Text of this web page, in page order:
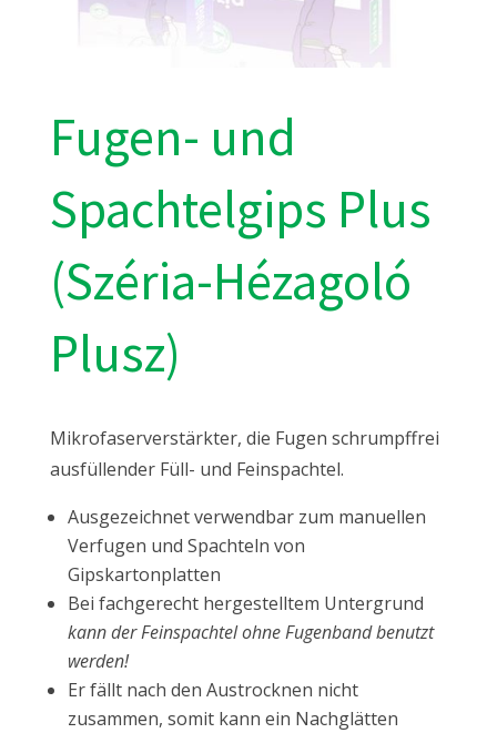
Fugen- und
Spachtelgips Plus
(Széria-Hézagoló
Plusz)
Mikrofaserverstärkter, die Fugen schrumpffrei
ausfüllender Füll- und Feinspachtel.
Ausgezeichnet verwendbar zum manuellen
Verfugen und Spachteln von
Gipskartonplatten
Bei fachgerecht hergestelltem Untergrund
kann der Feinspachtel ohne Fugenband benutzt
werden!
Er fällt nach den Austrocknen nicht
zusammen, somit kann ein Nachglätten